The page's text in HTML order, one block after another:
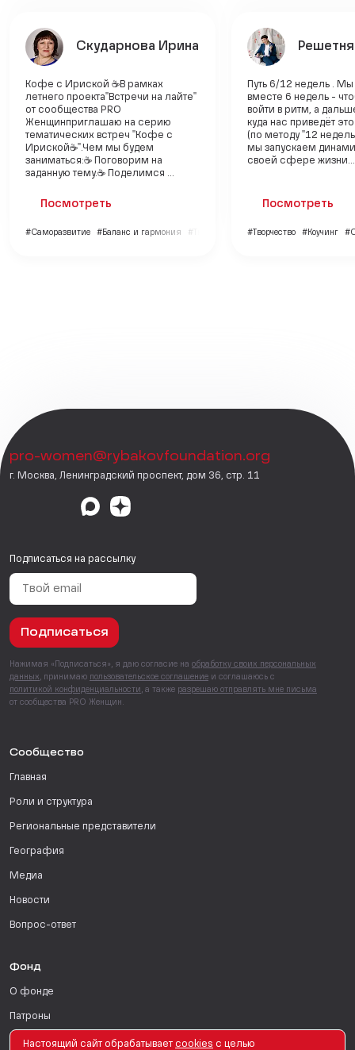
Скударнова Ирина
Кофе с Ириской ☕В рамках
летнего проекта"Встречи на лайте"
от сообщества PRO
Женщин приглашаю на серию
тематических встреч "Кофе с
Ириской☕". Чем мы будем
заниматься: ☕ Поговорим на
заданную тему. ☕ Поделимся ...
Посмотреть
#Саморазвитие #Баланс и гармония #Творчество
Путь 6/12 недель .
вместе 6 недель -
войти в ритм, а
куда нас приведёт
(по методу "12 недель
мы запускаем
своей сфере жизни...
Посмотреть
#Творчество #Коучинг
pro-women@rybakovfoundation.org
г. Москва, Ленинградский проспект, дом 36, стр. 11
Подписаться на рассылку
Подписаться
Нажимая «Подписаться», я даю согласие на обработку своих персональных
данных , принимаю пользовательское соглашение и соглашаюсь с
политикой конфиденциальности , а также разрешаю отправлять мне письма
от сообщества PRO Женщин.
Сообщество
Главная
Роли и структура
Региональные представители
География
Медиа
Новости
Вопрос-ответ
Фонд
О фонде
Патроны
Поддержать
Настоящий сайт обрабатывает сookies с целью